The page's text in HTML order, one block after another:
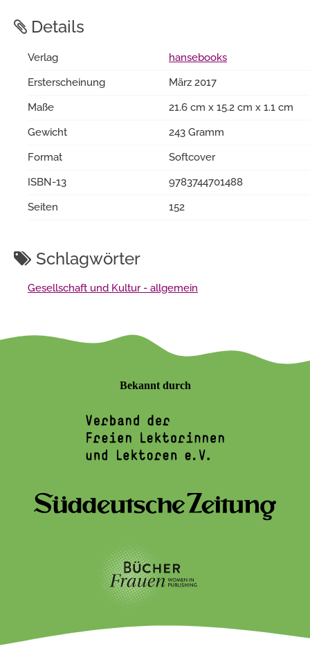
Details
Verlag
hansebooks
Ersterscheinung
März 2017
Maße
21.6 cm x 15.2 cm x 1.1 cm
Gewicht
243 Gramm
Format
Softcover
ISBN-13
9783744701488
Seiten
152
Schlagwörter
Gesellschaft und Kultur - allgemein
Bekannt durch